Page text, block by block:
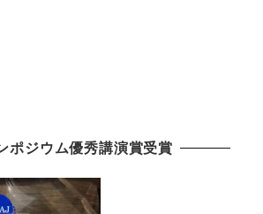
ポジウム優秀講演賞受賞